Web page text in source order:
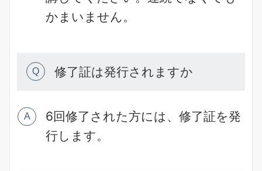
かまいません。
Q 修了証は発行されますか
A
6回修了された方には、修了証を発
行します。